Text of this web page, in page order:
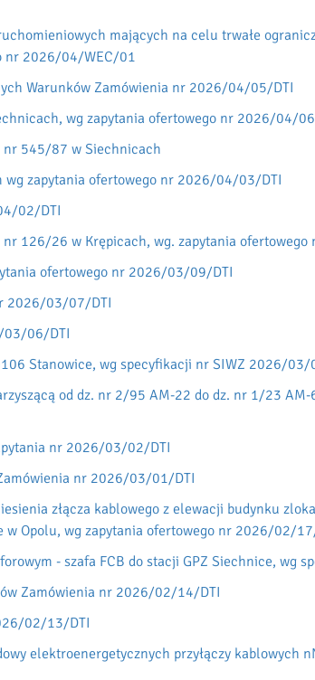
mających na celu trwałe
nr 2026/04/WEC/01
Warunków Zamówienia nr 2026/04/05/DTI
wg zapytania ofertowego nr 2026/04/
nr 545/87 w Siechnicach
wg zapytania ofertowego nr 2026/04/03/DTI
02/DTI
nr 126/26 w Krępicach, wg. zapytania
ofertowego nr 2026/03/09/DTI
2026/03/07/DTI
03/06/DTI
Stanowice, wg specyfikacji nr SIWZ 2026/03/
od dz. nr 2/95 AM-22 do dz. nr 1/23
nr 2026/03/02/DTI
nr 2026/03/01/DTI
złącza kablowego z elewacji budynku
Opolu, wg zapytania ofertowego nr 2026/02/
- szafa FCB do stacji GPZ Siechnice, wg
Zamówienia nr 2026/02/14/DTI
02/13/DTI
elektroenergetycznych przyłączy